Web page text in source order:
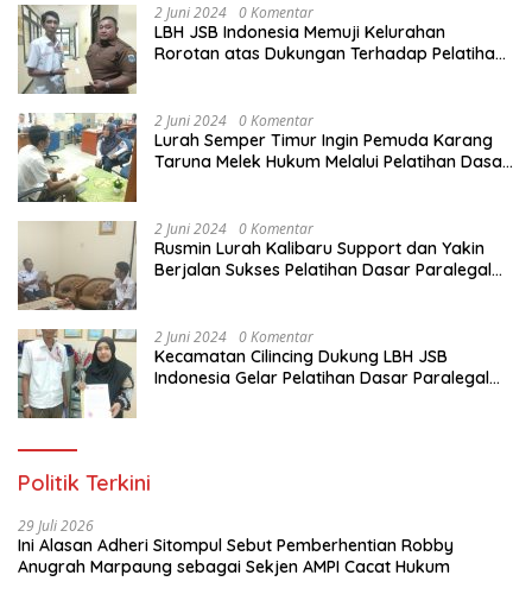
2 Juni 2024 0 Komentar
LBH JSB Indonesia Memuji Kelurahan
Rorotan atas Dukungan Terhadap Pelatihan
2 Juni 2024 0 Komentar
Lurah Semper Timur Ingin Pemuda Karang
Taruna Melek Hukum Melalui Pelatihan Dasar
2 Juni 2024 0 Komentar
Rusmin Lurah Kalibaru Support dan Yakin
Berjalan Sukses Pelatihan Dasar Paralegal
2 Juni 2024 0 Komentar
Kecamatan Cilincing Dukung LBH JSB
Indonesia Gelar Pelatihan Dasar Paralegal
Politik Terkini
29 Juli 2026
Ini Alasan Adheri Sitompul Sebut Pemberhentian Robby
Anugrah Marpaung sebagai Sekjen AMPI Cacat Hukum